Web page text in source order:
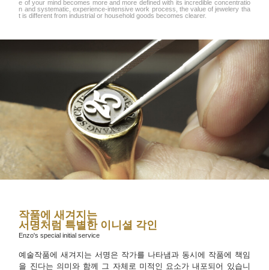
e of your mind becomes more and more defined with its incredible concentratio
n and systematic, experience-intensive work process, the value of jewelery tha
t is different from industrial or household goods becomes clearer.
작품에 새겨지는
서명처럼 특별한 이니셜 각인
Enzo's special initial service
예술작품에 새겨지는 서명은 작가를 나타냄과 동시에 작품에 책임
을 진다는 의미와 함께 그 자체로 미적인 요소가 내포되어 있습니